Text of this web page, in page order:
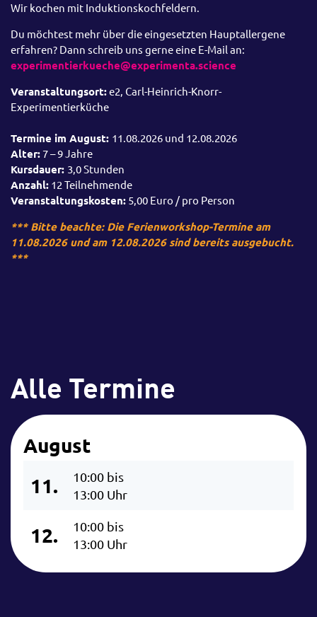
Wir kochen mit Induktionskochfeldern.
Du möchtest mehr über die eingesetzten Hauptallergene
erfahren? Dann schreib uns gerne eine E-Mail an:
experimentierkueche@experimenta.science
Veranstaltungsort:e2, Carl-Heinrich-Knorr-
Experimentierküche
Termine im August: 11.08.2026 und 12.08.2026
Alter: 7 – 9 Jahre
Kursdauer: 3,0 Stunden
Anzahl: 12 Teilnehmende
Veranstaltungskosten: 5,00 Euro / pro Person
*** Bitte beachte: Die Ferienworkshop-Termine am
11.08.2026 und am 12.08.2026 sind bereits ausgebucht.
***
Alle Termine
August
11.
10:00 bis
13:00 Uhr
12.
10:00 bis
13:00 Uhr